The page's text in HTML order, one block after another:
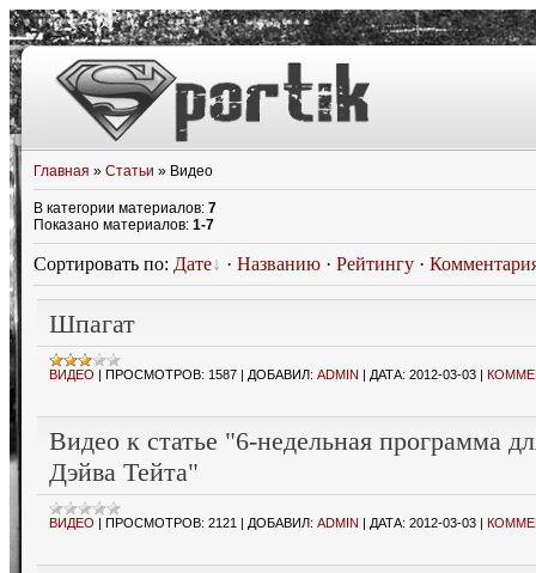
Главная » Статьи » Видео
В категории материалов: 7
Показано материалов: 1-7
Сортировать по: Дате · Названию · Рейтингу ·
Шпагат
ВИДЕО | ПРОСМОТРОВ: 1587 | ДОБАВИЛ: ADMIN | ДАТА: 2012-03-03 |
Видео к статье "6-недельная программа
Дэйва Тейта"
ВИДЕО | ПРОСМОТРОВ: 2121 | ДОБАВИЛ: ADMIN | ДАТА: 2012-03-03 |